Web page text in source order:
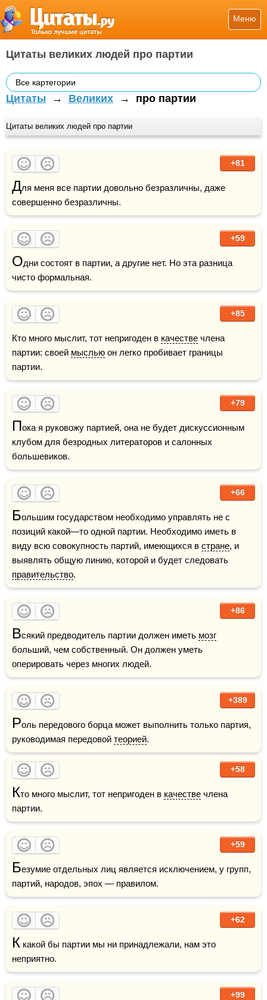
Меню
Цитаты великих людей про партии
Все картегории
Цитаты → Великих → про партии
Цитаты великих людей про партии
+81
Для меня все партии довольно безразличны, даже
совершенно безразличны.
+59
Одни состоят в партии, а другие нет. Но эта разница
чисто формальная.
+85
Кто много мыслит, тот непригоден в качестве члена
партии: своей мыслью он легко пробивает границы
партии.
+79
Пока я руковожу партией, она не будет дискуссионным
клубом для безродных литераторов и салонных
большевиков.
+66
Большим государством необходимо управлять не с
позиций какой—то одной партии. Необходимо иметь в
виду всю совокупность партий, имеющихся в стране, и
правительство.
+86
Всякий предводитель партии должен иметь мозг
больший, чем собственный. Он должен уметь
оперировать через многих людей.
+389
Роль передового борца может выполнить только партия,
руководимая передовой теорией.
+58
Кто много мыслит, тот непригоден в качестве члена
партии.
+59
Безумие отдельных лиц является исключением, у групп,
партий, народов, эпох — правилом.
+62
К какой бы партии мы ни принадлежали, нам это
неприятно.
+99